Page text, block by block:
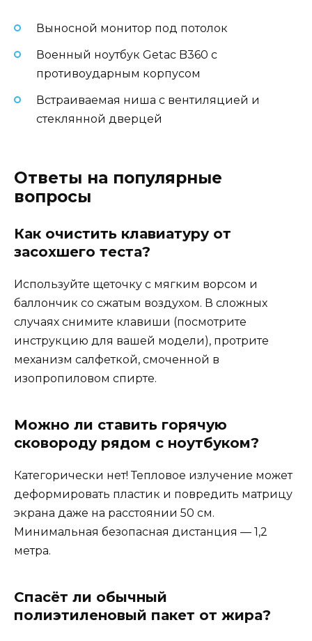
Выносной монитор под потолок
Военный ноутбук Getac B360 с
противоударным корпусом
Встраиваемая ниша с вентиляцией и
стеклянной дверцей
Ответы на популярные
вопросы
Как очистить клавиатуру от
засохшего теста?
Используйте щеточку с мягким ворсом и
баллончик со сжатым воздухом. В сложных
случаях снимите клавиши (посмотрите
инструкцию для вашей модели), протрите
механизм салфеткой, смоченной в
изопропиловом спирте.
Можно ли ставить горячую
сковороду рядом с ноутбуком?
Категорически нет! Тепловое излучение может
деформировать пластик и повредить матрицу
экрана даже на расстоянии 50 см.
Минимальная безопасная дистанция — 1,2
метра.
Спасёт ли обычный
полиэтиленовый пакет от жира?